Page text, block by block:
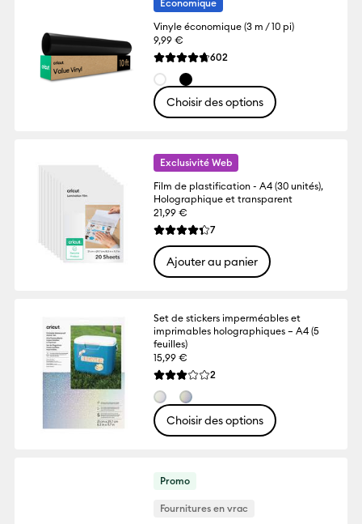
Économique
Vinyle économique (3 m / 10 pi)
9,99 €
La note moyenne de ce produit est 4.7
602
Choisir des options
Exclusivité Web
Film de plastification - A4 (30 unités),
Holographique et transparent
21,99 €
La note moyenne de ce produit est 4.3
7Reviews
Ajouter au panier
Set de stickers imperméables et
imprimables holographiques – A4 (5
feuilles)
15,99 €
La note moyenne de ce produit est 3.0
2
Choisir des options
Promo
Fournitures en vrac